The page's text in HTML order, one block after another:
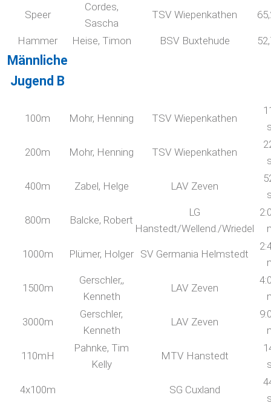
Speer
Cordes,
Sascha
TSV Wiepenkathen
Hammer Heise, Timon BSV Buxtehude
Männliche
Jugend B
100m Mohr, Henning TSV Wiepenkathen
200m Mohr, Henning TSV Wiepenkathen
400m Zabel, Helge LAV Zeven
800m Balcke, Robert
LG
Hanstedt/Wellend./Wriedel
1000m Plümer, Holger SV Germania Helmstedt
1500m
Gerschler,,
Kenneth
LAV Zeven
3000m
Gerschler,
Kenneth
LAV Zeven
110mH
Pahnke, Tim
Kelly
MTV Hanstedt
4x100m SG Cuxland